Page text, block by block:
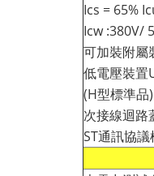
Ics = 65%
Icw :380V/
可加裝附屬
低電壓裝置
(H型標準品
次接線迴路
ST通訊協